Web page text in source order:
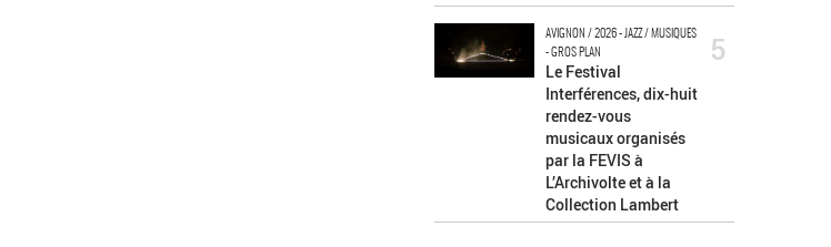
AVIGNON / 2026 - JAZZ / MUSIQUES
- GROS PLAN
Le Festival
Interférences, dix-huit
rendez-vous
musicaux organisés
par la FEVIS à
L’Archivolte et à la
Collection Lambert
5